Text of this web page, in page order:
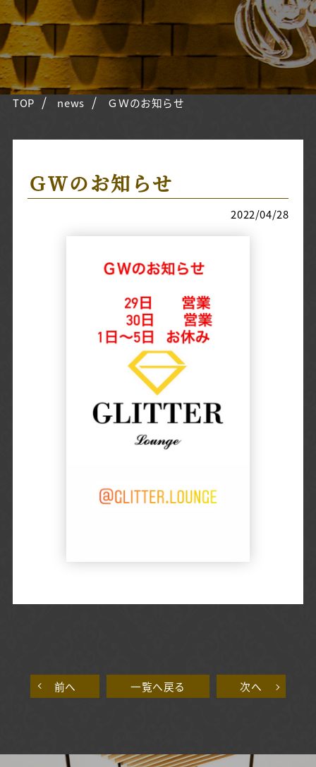
TOP news ＧＷのお知らせ
ＧＷのお知らせ
2022/04/28
前へ 一覧へ戻る 次へ